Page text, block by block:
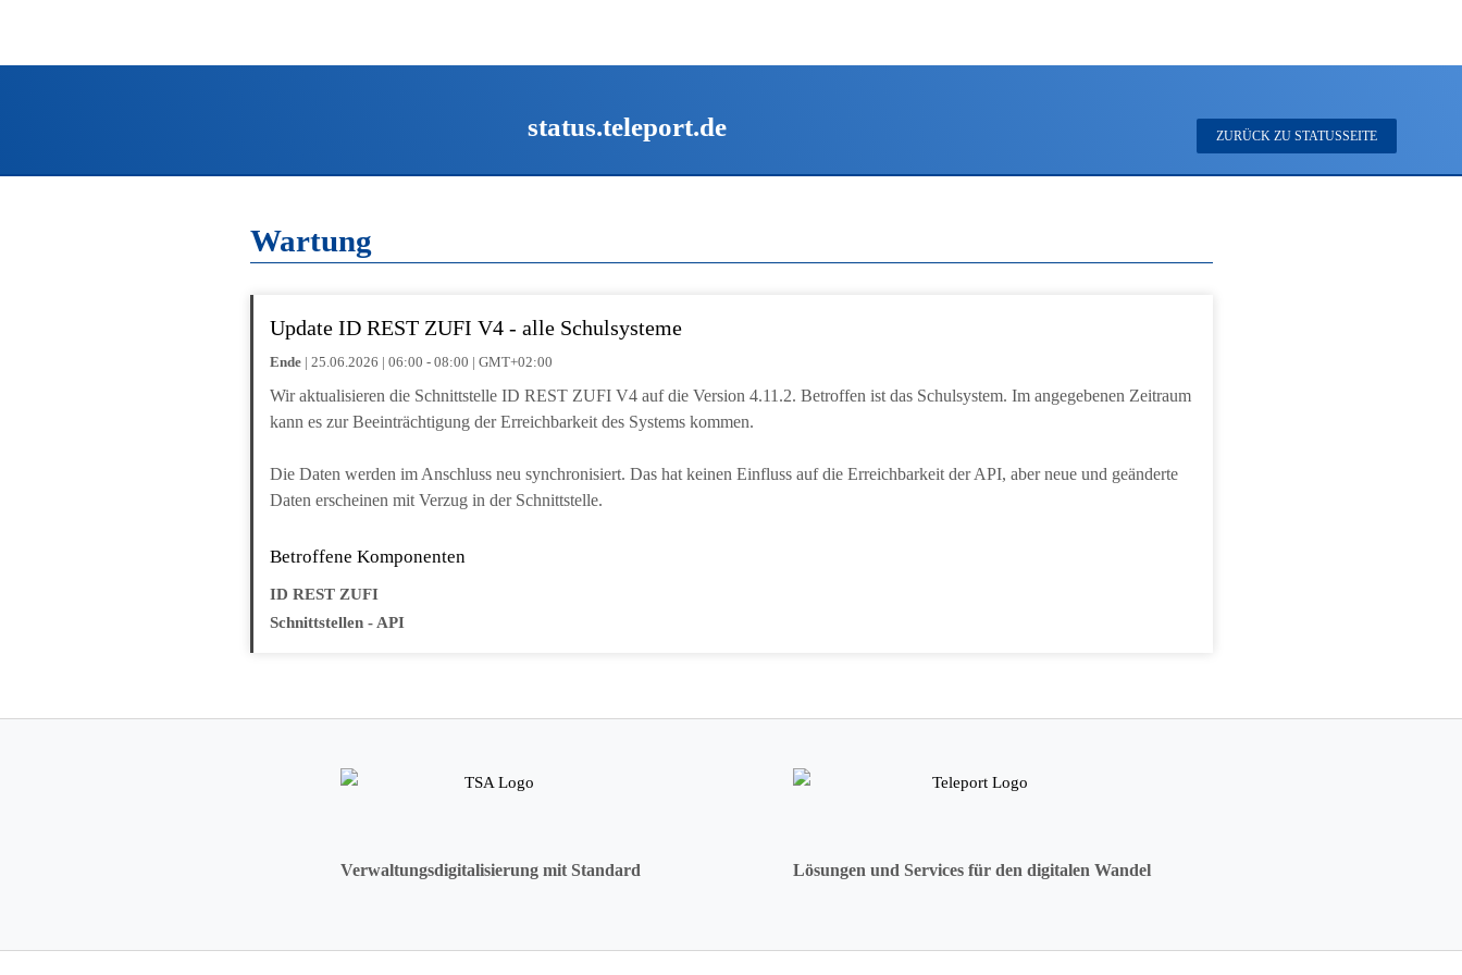
status.teleport.de ZURÜCK ZU STATUSSEITE
Wartung
Update ID REST ZUFI V4 - alle Schulsysteme
Ende| 25.06.2026 | 06:00 - 08:00 | GMT+02:00
Wir aktualisieren die Schnittstelle ID REST ZUFI V4 auf die Version 4.11.2. Betroffen ist das Schulsystem. Im angegebenen Zeitraum
kann es zur Beeinträchtigung der Erreichbarkeit des Systems kommen.
Die Daten werden im Anschluss neu synchronisiert. Das hat keinen Einfluss auf die Erreichbarkeit der API, aber neue und geänderte
Daten erscheinen mit Verzug in der Schnittstelle.
Betroffene Komponenten
ID REST ZUFI
Schnittstellen - API
Verwaltungsdigitalisierung mit Standard Lösungen und Services für den digitalen Wandel